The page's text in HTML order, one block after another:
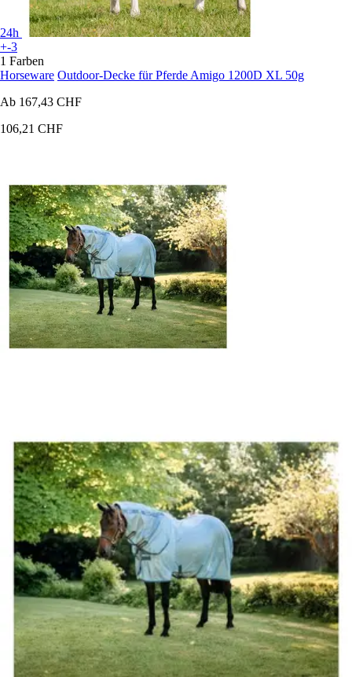
24h
+-3
1 Farben
Horseware Outdoor-Decke für Pferde Amigo 1200D XL 50g
Ab 167,43 CHF
106,21 CHF